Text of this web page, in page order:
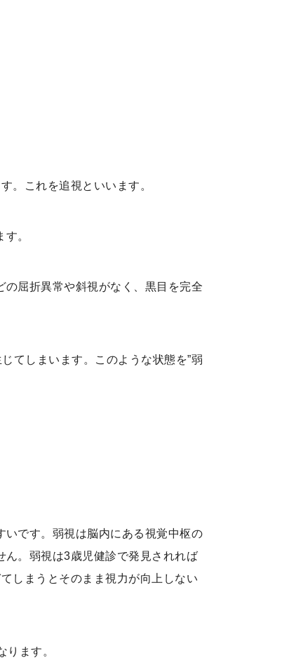
。これを追視といいます。
。
屈折異常や斜視がなく、黒目を完全
てしまいます。このような状態を”弱
です。弱視は脳内にある視覚中枢の
。弱視は3歳児健診で発見されれば
しまうとそのまま視力が向上しない
も重要になります。